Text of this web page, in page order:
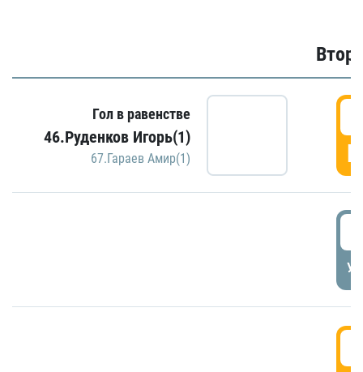
Гол в равенстве
46.Руденков Игорь(1)
67.Гараев Амир(1)